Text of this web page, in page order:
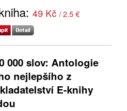
49 Kč / 2.5 €
000 slov: Antologie
nejlepšího z
E-knihy